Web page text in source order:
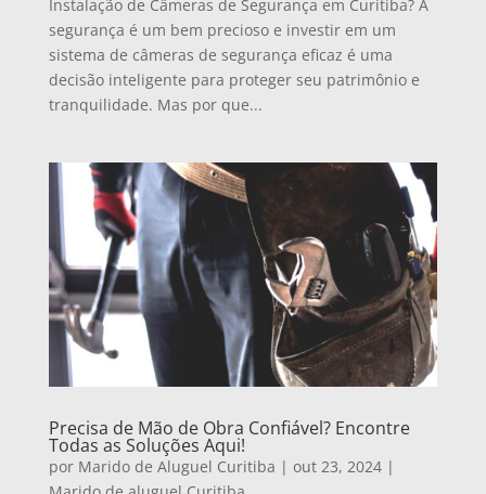
Instalação de Câmeras de Segurança em Curitiba? A
segurança é um bem precioso e investir em um
sistema de câmeras de segurança eficaz é uma
decisão inteligente para proteger seu patrimônio e
tranquilidade. Mas por que...
Precisa de Mão de Obra Confiável? Encontre
Todas as Soluções Aqui!
por Marido de Aluguel Curitiba | out 23, 2024|